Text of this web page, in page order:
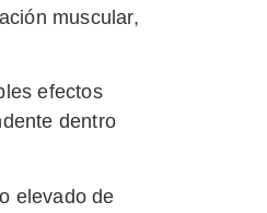
muscular,
efectos
dentro
elevado de